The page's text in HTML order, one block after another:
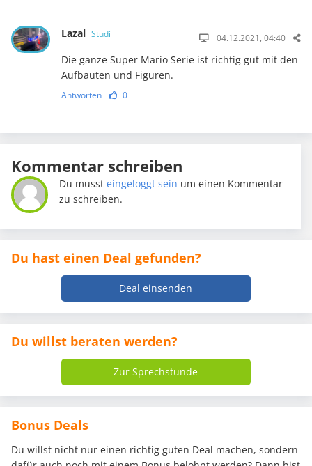
Lazal Studi 04.12.2021, 04:40
Die ganze Super Mario Serie ist richtig gut mit den
Aufbauten und Figuren.
Antworten 0
Kommentar schreiben
Du mussteingeloggt sein um einen Kommentar
zu schreiben.
Du hast einen Deal gefunden?
Deal einsenden
Du willst beraten werden?
Zur Sprechstunde
Bonus Deals
Du willst nicht nur einen richtig guten Deal machen, sondern